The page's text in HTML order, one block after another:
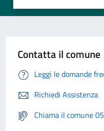
Contatta il comune
Leggi le domande
Richiedi Assistenza
Chiama il comune